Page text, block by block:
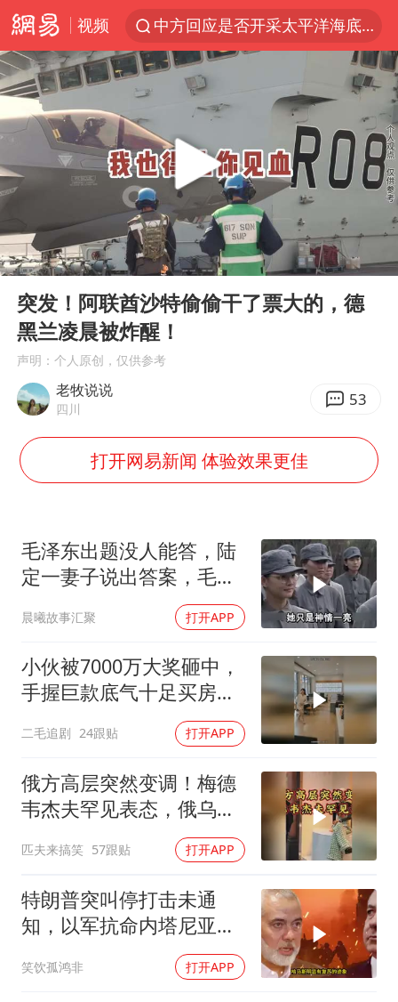
视频
中方回应是否开采太平洋海底稀土资源
昆明石林火把节
外交部发言人就广岛核爆81周年等答记者问
我国编制完成新版全月地质图
胡塞武装袭扰红海航运行动升级
郑国霖回应去景区上班被保安拦下
80后女柜员逆袭成4200亿银行副行长
感觉全东北都在等7号
扎哈罗娃批广岛市长不提美国原子弹
多地要求领导干部带头休假
女子利用漏洞0元薅走3000多件家电
首次证实！“胶球”存在
村民谈“梅姨”：叫的其实是“媒姨”
奋进开新局 实干挑大梁
Play
00:00 07:59
突发！阿联酋沙特偷偷干了票大的，德
黑兰凌晨被炸醒！
声明：个人原创，仅供参考
老牧说说
四川 53
打开网易新闻 体验效果更佳
毛泽东出题没人能答，陆
定一妻子说出答案，毛主
晨曦故事汇聚 打开APP
小伙被7000万大奖砸中，
手握巨款底气十足买房不
二毛追剧 24跟贴 打开APP
俄方高层突然变调！梅德
韦杰夫罕见表态，俄乌战
匹夫来搞笑 57跟贴 打开APP
特朗普突叫停打击未通
知，以军抗命内塔尼亚胡
笑饮孤鸿非 打开APP